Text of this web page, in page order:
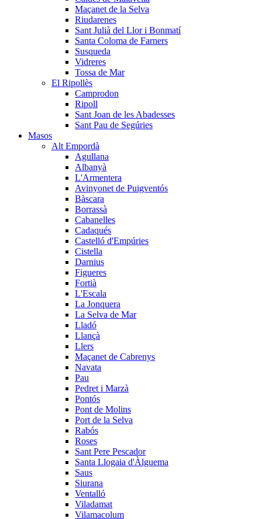
Maçanet de la Selva
Riudarenes
Sant Julià del Llor i Bonmatí
Santa Coloma de Farners
Susqueda
Vidreres
Tossa de Mar
El Ripollès
Camprodon
Ripoll
Sant Joan de les Abadesses
Sant Pau de Segúries
Masos
Alt Empordà
Agullana
Albanyà
L'Armentera
Avinyonet de Puigventós
Bàscara
Borrassà
Cabanelles
Cadaqués
Castelló d'Empúries
Cistella
Darnius
Figueres
Fortià
L'Escala
La Jonquera
La Selva de Mar
Lladó
Llançà
Llers
Maçanet de Cabrenys
Navata
Pau
Pedret i Marzà
Pontós
Pont de Molins
Port de la Selva
Rabós
Roses
Sant Pere Pescador
Santa Llogaia d'Àlguema
Saus
Siurana
Ventalló
Viladamat
Vilamacolum